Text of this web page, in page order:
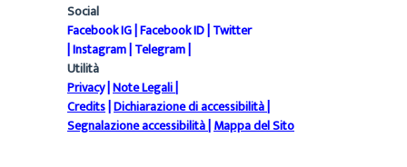
Social
Facebook IG|Facebook ID|Twitter
|Instagram|Telegram|
Utilità
Privacy|Note Legali|
Credits|Dichiarazione di accessibilità|
Segnalazione accessibilità|Mappa del Sito